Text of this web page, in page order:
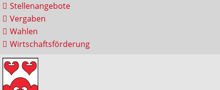
Stellenangebote
Vergaben
Wahlen
Wirtschaftsförderung